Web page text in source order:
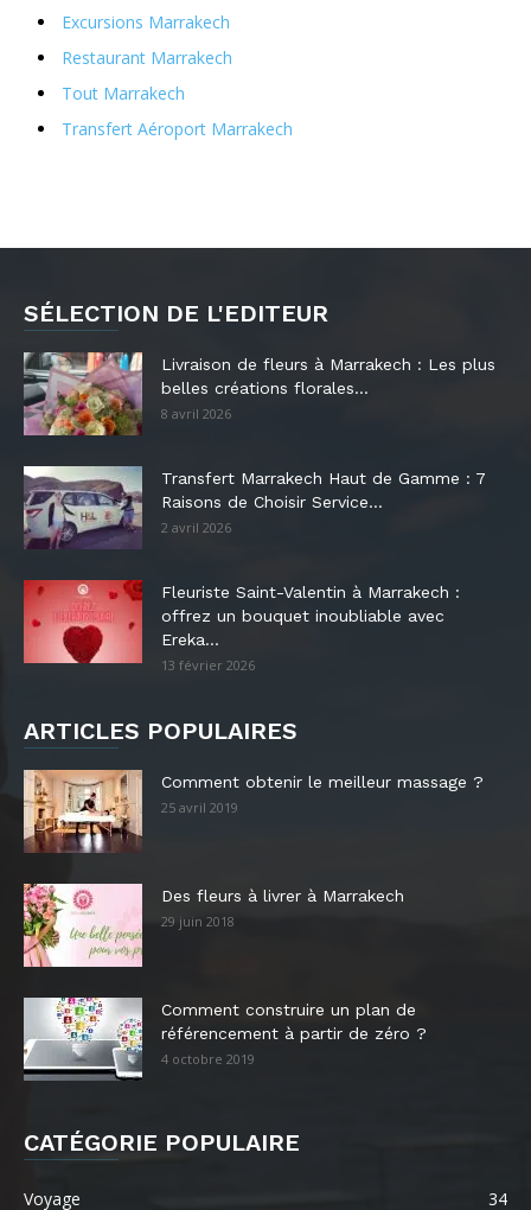
Excursions Marrakech
Restaurant Marrakech
Tout Marrakech
Transfert Aéroport Marrakech
SÉLECTION DE L'EDITEUR
Livraison de fleurs à Marrakech : Les plus
belles créations florales...
8 avril 2026
Transfert Marrakech Haut de Gamme : 7
Raisons de Choisir Service...
2 avril 2026
Fleuriste Saint-Valentin à Marrakech :
offrez un bouquet inoubliable avec
Ereka...
13 février 2026
ARTICLES POPULAIRES
Comment obtenir le meilleur massage ?
25 avril 2019
Des fleurs à livrer à Marrakech
29 juin 2018
Comment construire un plan de
référencement à partir de zéro ?
4 octobre 2019
CATÉGORIE POPULAIRE
Voyage 34